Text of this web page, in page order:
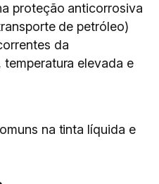
proteção anticorrosiva
de petróleo)
da
elevada e
na tinta líquida e